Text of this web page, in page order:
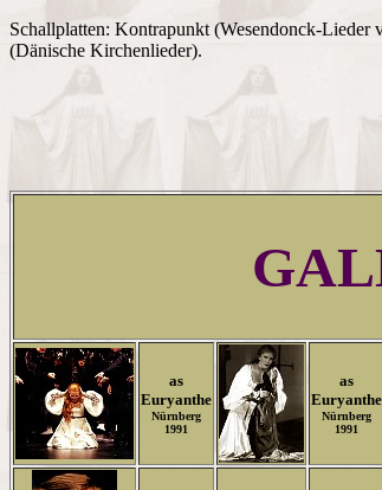
Schallplatten: Kontrapunkt (Wesendonck-Lieder
(Dänische Kirchenlieder).
as
Euryanthe
Nürnberg
1991
as
Euryanthe
Nürnberg
1991